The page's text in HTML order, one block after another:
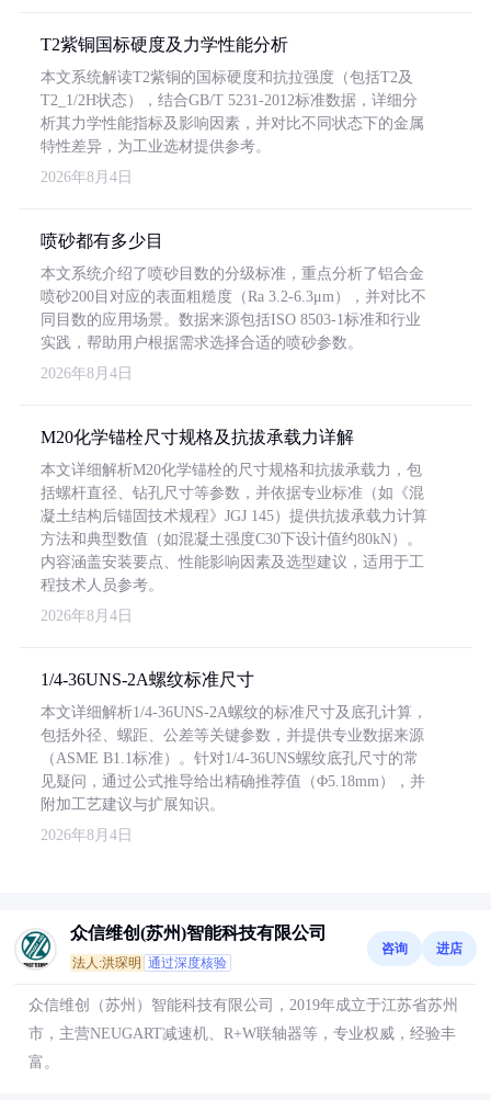
T2紫铜国标硬度及力学性能分析
本文系统解读T2紫铜的国标硬度和抗拉强度（包括T2及
T2_1/2H状态），结合GB/T 5231-2012标准数据，详细分
析其力学性能指标及影响因素，并对比不同状态下的金属
特性差异，为工业选材提供参考。
2026年8月4日
喷砂都有多少目
本文系统介绍了喷砂目数的分级标准，重点分析了铝合金
喷砂200目对应的表面粗糙度（Ra 3.2-6.3μm），并对比不
同目数的应用场景。数据来源包括ISO 8503-1标准和行业
实践，帮助用户根据需求选择合适的喷砂参数。
2026年8月4日
M20化学锚栓尺寸规格及抗拔承载力详解
本文详细解析M20化学锚栓的尺寸规格和抗拔承载力，包
括螺杆直径、钻孔尺寸等参数，并依据专业标准（如《混
凝土结构后锚固技术规程》JGJ 145）提供抗拔承载力计算
方法和典型数值（如混凝土强度C30下设计值约80kN）。
内容涵盖安装要点、性能影响因素及选型建议，适用于工
程技术人员参考。
2026年8月4日
1/4-36UNS-2A螺纹标准尺寸
本文详细解析1/4-36UNS-2A螺纹的标准尺寸及底孔计算，
包括外径、螺距、公差等关键参数，并提供专业数据来源
（ASME B1.1标准）。针对1/4-36UNS螺纹底孔尺寸的常
见疑问，通过公式推导给出精确推荐值（Φ5.18mm），并
附加工艺建议与扩展知识。
2026年8月4日
众信维创(苏州)智能科技有限公司
法人:洪琛明 通过深度核验
咨询 进店
众信维创（苏州）智能科技有限公司，2019年成立于江苏省苏州
市，主营NEUGART减速机、R+W联轴器等，专业权威，经验丰
富。